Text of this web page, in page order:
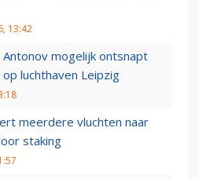
13:42
mogelijk ontsnapt
op luchthaven Leipzig
meerdere vluchten naar
staking